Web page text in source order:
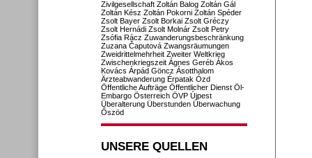
Zivilgesellschaft Zoltán Balog Zoltán Gál
Zoltán Kész Zoltán Pokorni Zoltán Spéder
Zsolt Bayer Zsolt Borkai Zsolt Gréczy
Zsolt Hernádi Zsolt Molnár Zsolt Petry
Zsófia Rácz Zuwanderungsbeschränkung
Zuzana Čaputová Zwangsräumungen
Zweidrittelmehrheit Zweiter Weltkrieg
Zwischenkriegszeit Ágnes Geréb Ákos
Kovács Árpád Göncz Ásotthalom
Ärzteabwanderung Érpatak Ózd
Öffentliche Aufträge Öffentlicher Dienst Öl-
Embargo Österreich ÖVP Újpest
Überalterung Überstunden Überwachung
Őszöd
UNSERE QUELLEN